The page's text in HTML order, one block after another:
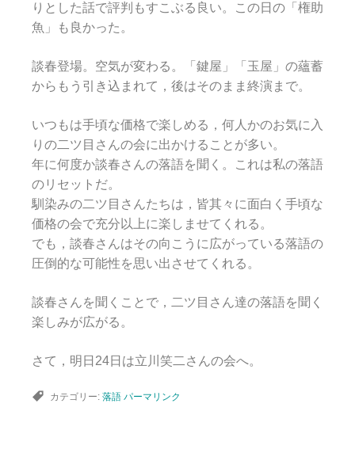
りとした話で評判もすこぶる良い。この日の「権助
魚」も良かった。
談春登場。空気が変わる。「鍵屋」「玉屋」の蘊蓄
からもう引き込まれて，後はそのまま終演まで。
いつもは手頃な価格で楽しめる，何人かのお気に入
りの二ツ目さんの会に出かけることが多い。
年に何度か談春さんの落語を聞く。これは私の落語
のリセットだ。
馴染みの二ツ目さんたちは，皆其々に面白く手頃な
価格の会で充分以上に楽しませてくれる。
でも，談春さんはその向こうに広がっている落語の
圧倒的な可能性を思い出させてくれる。
談春さんを聞くことで，二ツ目さん達の落語を聞く
楽しみが広がる。
さて，明日24日は立川笑二さんの会へ。
カテゴリー: 落語 パーマリンク